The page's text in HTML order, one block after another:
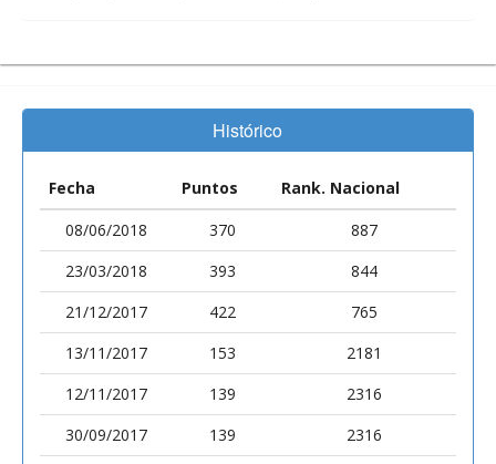
Histórico
Fecha Puntos
Rank. Nacional
08/06/2018
370
887
23/03/2018
393
844
21/12/2017
422
765
13/11/2017
153
2181
12/11/2017
139
2316
30/09/2017
139
2316